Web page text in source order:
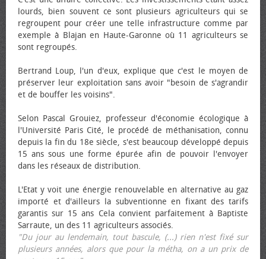
lourds, bien souvent ce sont plusieurs agriculteurs qui se
regroupent pour créer une telle infrastructure comme par
exemple à Blajan en Haute-Garonne où 11 agriculteurs se
sont regroupés.
Bertrand Loup, l'un d'eux, explique que c'est le moyen de
préserver leur exploitation sans avoir "besoin de s'agrandir
et de bouffer les voisins".
Selon Pascal Grouiez, professeur d'économie écologique à
l'Université Paris Cité, le procédé de méthanisation, connu
depuis la fin du 18e siècle, s'est beaucoup développé depuis
15 ans sous une forme épurée afin de pouvoir l'envoyer
dans les réseaux de distribution.
L'Etat y voit une énergie renouvelable en alternative au gaz
importé et d'ailleurs la subventionne en fixant des tarifs
garantis sur 15 ans Cela convient parfaitement à Baptiste
Sarraute, un des 11 agriculteurs associés.
"Du jour au lendemain, tout bascule, (...) rien n'est fixé sur
plusieurs années, alors que pour la métha, on a un prix de